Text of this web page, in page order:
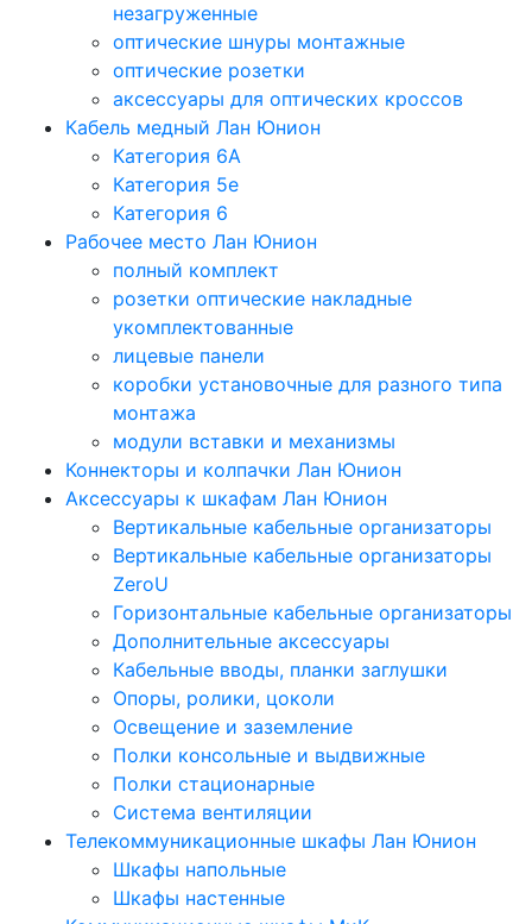
незагруженные
оптические шнуры монтажные
оптические розетки
аксессуары для оптических кроссов
Кабель медный Лан Юнион
Категория 6A
Категория 5e
Категория 6
Рабочее место Лан Юнион
полный комплект
розетки оптические накладные
укомплектованные
лицевые панели
коробки установочные для разного типа
монтажа
модули вставки и механизмы
Коннекторы и колпачки Лан Юнион
Аксессуары к шкафам Лан Юнион
Вертикальные кабельные организаторы
Вертикальные кабельные организаторы
ZeroU
Горизонтальные кабельные организаторы
Дополнительные аксессуары
Кабельные вводы, планки заглушки
Опоры, ролики, цоколи
Освещение и заземление
Полки консольные и выдвижные
Полки стационарные
Система вентиляции
Телекоммуникационные шкафы Лан Юнион
Шкафы напольные
Шкафы настенные